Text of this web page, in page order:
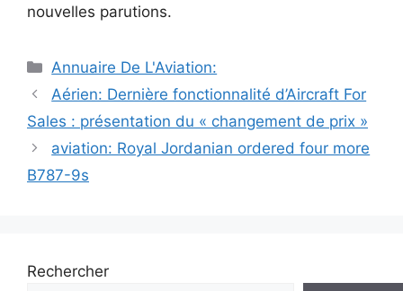
nouvelles parutions.
Catégories
Annuaire De L'Aviation:
Navigation
des
Aérien: Dernière fonctionnalité d’Aircraft For
Sales : présentation du « changement de prix »
aviation: Royal Jordanian ordered four more
B787-9s
Rechercher